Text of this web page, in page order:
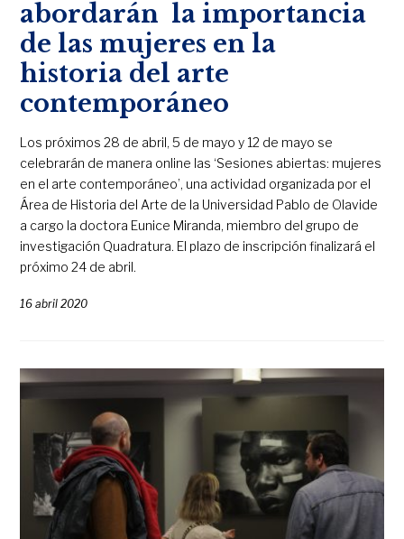
abordarán la importancia
de las mujeres en la
historia del arte
contemporáneo
Los próximos 28 de abril, 5 de mayo y 12 de mayo se
celebrarán de manera online las ‘Sesiones abiertas: mujeres
en el arte contemporáneo’, una actividad organizada por el
Área de Historia del Arte de la Universidad Pablo de Olavide
a cargo la doctora Eunice Miranda, miembro del grupo de
investigación Quadratura. El plazo de inscripción finalizará el
próximo 24 de abril.
16 abril 2020